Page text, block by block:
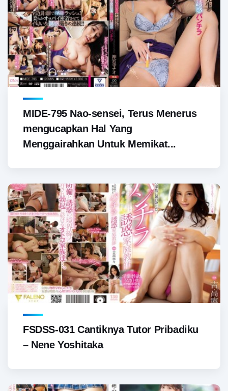
MIDE-795 Nao-sensei, Terus Menerus
mengucapkan Hal Yang
Menggairahkan Untuk Memikat...
FSDSS-031 Cantiknya Tutor Pribadiku
– Nene Yoshitaka